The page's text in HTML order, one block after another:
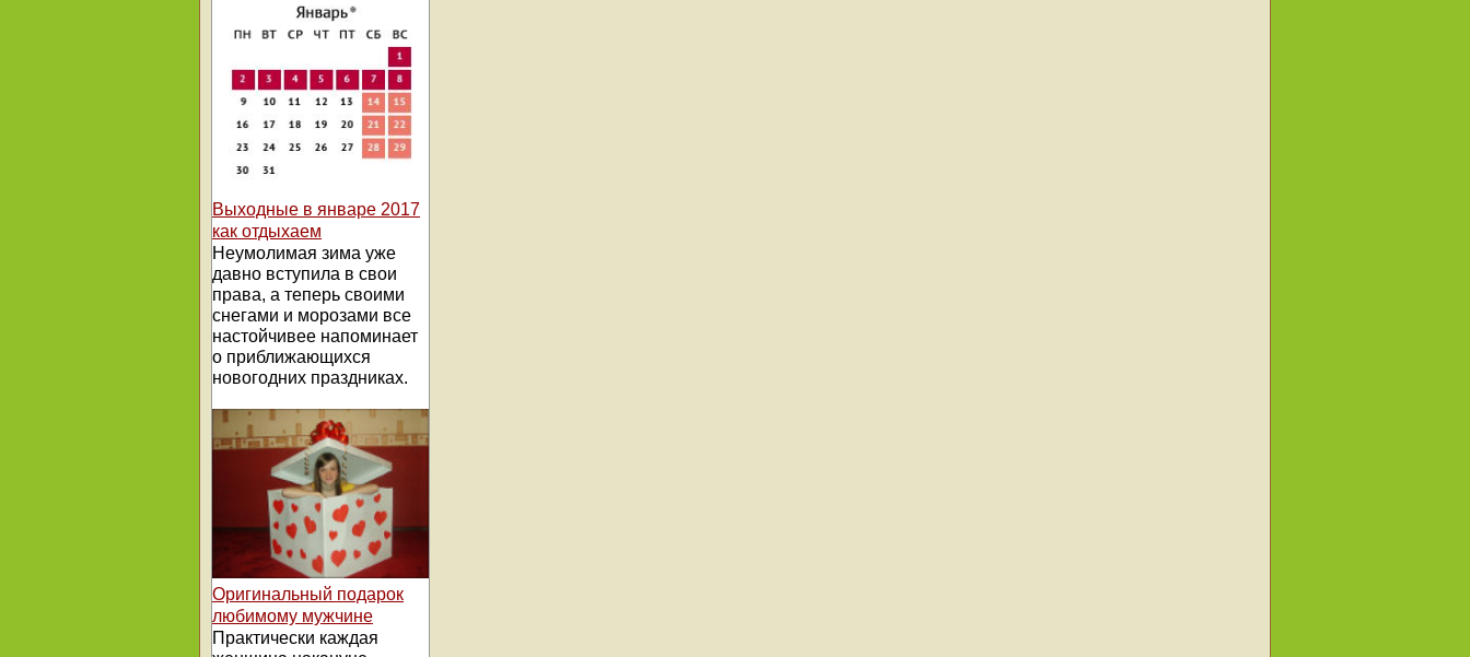
Выходные в январе 2017
как отдыхаем
Неумолимая зима уже
давно вступила в свои
права, а теперь своими
снегами и морозами все
настойчивее напоминает
о приближающихся
новогодних праздниках.
Оригинальный подарок
любимому мужчине
Практически каждая